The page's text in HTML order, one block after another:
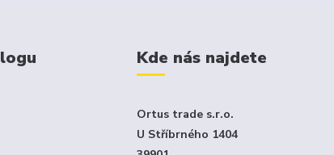
Kde nás najdete
Ortus trade s.r.o.
U Stříbrného 1404